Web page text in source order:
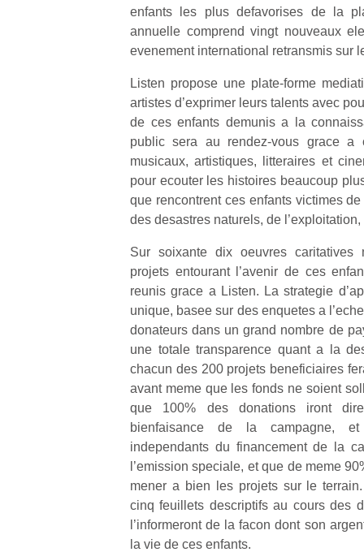
enfants les plus defavorises de la
annuelle comprend vingt nouveaux
evenement international retransmis sur
Listen propose une plate-forme
artistes d’exprimer leurs talents avec
de ces enfants demunis a la
public sera au rendez-vous grace a
musicaux, artistiques, litteraires et
pour ecouter les histoires beaucoup
que rencontrent ces enfants victimes
des desastres naturels, de
Sur soixante dix oeuvres caritatives
projets entourant l’avenir de ces
reunis grace a Listen. La strategie
unique, basee sur des enquetes a
donateurs dans un grand nombre de
une totale transparence quant a la
chacun des 200 projets beneficiaires
avant meme que les fonds ne soient
que 100% des donations iront
bienfaisance de la campagne, et
independants du financement de la
l’emission speciale, et que de meme
mener a bien les projets sur le
cinq feuillets descriptifs au cours des
l’informeront de la facon dont son
la vie de ces enfants.